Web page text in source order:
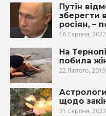
Путін
зберегти
росіян, –
16 Серпня, 2022
На
побила
22 Лютого, 2019
щодо
31 Серпня, 2023